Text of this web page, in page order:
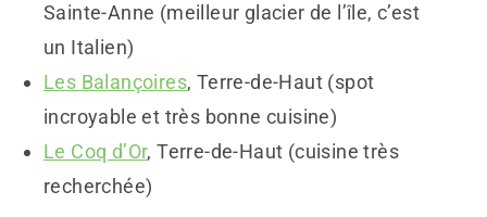
Sainte-Anne (meilleur glacier de l’île, c’est
un Italien)
Les Balançoires, Terre-de-Haut (spot
incroyable et très bonne cuisine)
Le Coq d’Or, Terre-de-Haut (cuisine très
recherchée)